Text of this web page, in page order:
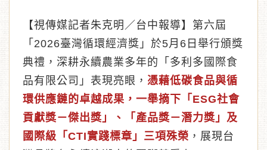
【視傳媒記者朱克明／台中報導】第六屆
「2026臺灣循環經濟獎」於5月6日舉行頒獎
典禮，深耕永續農業多年的「多利多國際食
品有限公司」表現亮眼， 憑藉低碳食品與循
環供應鏈的卓越成果，一舉摘下「ESG社會
貢獻獎－傑出獎」、「產品獎－潛力獎」及
國際級「CTI實踐標章」三項殊榮 ，展現台